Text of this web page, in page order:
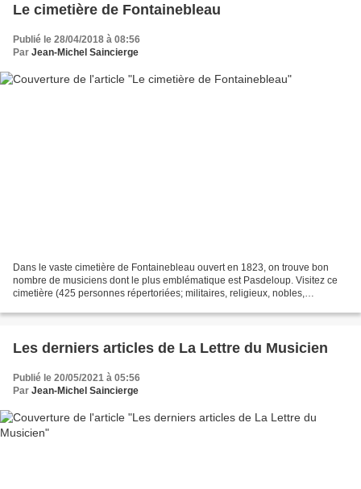
Le cimetière de Fontainebleau
Publié le 28/04/2018 à 08:56
Par Jean-Michel Saincierge
Dans le vaste cimetière de Fontainebleau ouvert en 1823, on trouve bon
nombre de musiciens dont le plus emblématique est Pasdeloup. Visitez ce
cimetière (425 personnes répertoriées; militaires, religieux, nobles,
Les derniers articles de La Lettre du Musicien
Publié le 20/05/2021 à 05:56
Par Jean-Michel Saincierge